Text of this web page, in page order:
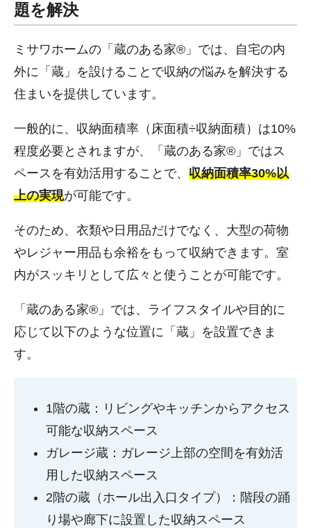
題を解決
ミサワホームの「蔵のある家®」では、自宅の内
外に「蔵」を設けることで収納の悩みを解決する
住まいを提供しています。
一般的に、収納面積率（床面積÷収納面積）は10%
程度必要とされますが、「蔵のある家®」ではス
ペースを有効活用することで、 収納面積率30%以
上の実現が可能です。
そのため、衣類や日用品だけでなく、大型の荷物
やレジャー用品も余裕をもって収納できます。室
内がスッキリとして広々と使うことが可能です。
「蔵のある家®」では、ライフスタイルや目的に
応じて以下のような位置に「蔵」を設置できま
す。
1階の蔵：リビングやキッチンからアクセス
可能な収納スペース
ガレージ蔵：ガレージ上部の空間を有効活
用した収納スペース
2階の蔵（ホール出入口タイプ）：階段の踊
り場や廊下に設置した収納スペース